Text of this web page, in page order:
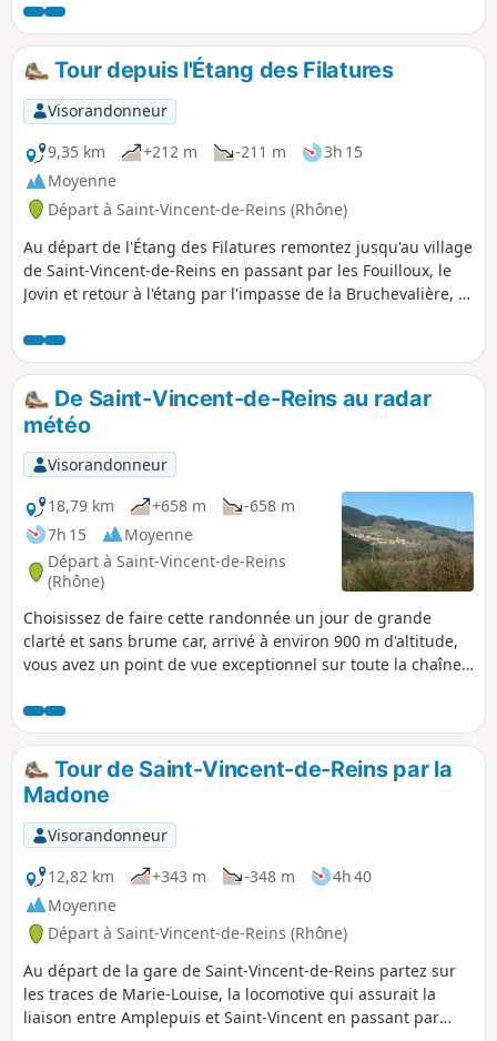
jusqu'aux Monts de la Madeleine et du
Forez. À noter qu'une partie du
parcours, de (3) à (5), suit une route plus
importante, mais peu fréquentée. Entre
(1) et (5) le parcours est en terrain
découvert : prévoir eau et couvre-chefs
par temps chaud. Le reste du circuit est
pour l'essentiel sous le couvert de la
forêt.
Tour depuis l'Étang des Filatures
Visorandonneur
9,35 km
+212 m -211 m
3h 15
Moyenne
Départ à Saint-Vincent-de-Reins (Rhône)
Au départ de l'Étang des Filatures remontez jusqu'au village
de Saint-Vincent-de-Reins en passant par les Fouilloux, le
Jovin et retour à l'étang par l'impasse de la Bruchevalière, et
De Saint-Vincent-de-Reins au radar
météo
Visorandonneur
18,79 km
+658 m
-658 m
7h 15
Moyenne
Départ à Saint-Vincent-de-Reins
(Rhône)
Choisissez de faire cette randonnée un jour de grande
clarté et sans brume car, arrivé à environ 900 m d'altitude,
vous avez un point de vue exceptionnel sur toute la chaîne
Blanc.
Tour de Saint-Vincent-de-Reins par la
Madone
Visorandonneur
12,82 km
+343 m -348 m
4h 40
Moyenne
Départ à Saint-Vincent-de-Reins (Rhône)
Au départ de la gare de Saint-Vincent-de-Reins partez sur
les traces de Marie-Louise, la locomotive qui assurait la
liaison entre Amplepuis et Saint-Vincent en passant par